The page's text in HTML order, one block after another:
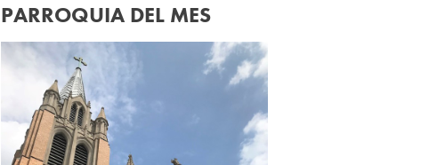
PARROQUIA DEL MES